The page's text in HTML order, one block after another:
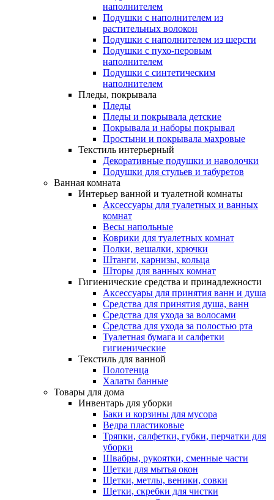
наполнителем
Подушки с наполнителем из
растительных волокон
Подушки с наполнителем из шерсти
Подушки с пухо-перовым
наполнителем
Подушки с синтетическим
наполнителем
Пледы, покрывала
Пледы
Пледы и покрывала детские
Покрывала и наборы покрывал
Простыни и покрывала махровые
Текстиль интерьерный
Декоративные подушки и наволочки
Подушки для стульев и табуретов
Ванная комната
Интерьер ванной и туалетной комнаты
Аксессуары для туалетных и ванных
комнат
Весы напольные
Коврики для туалетных комнат
Полки, вешалки, крючки
Штанги, карнизы, кольца
Шторы для ванных комнат
Гигиенические средства и принадлежности
Аксессуары для принятия ванн и душа
Средства для принятия душа, ванн
Средства для ухода за волосами
Средства для ухода за полостью рта
Туалетная бумага и салфетки
гигиенические
Текстиль для ванной
Полотенца
Халаты банные
Товары для дома
Инвентарь для уборки
Баки и корзины для мусора
Ведра пластиковые
Тряпки, салфетки, губки, перчатки для
уборки
Швабры, рукоятки, сменные части
Щетки для мытья окон
Щетки, метлы, веники, совки
Щетки, скребки для чистки